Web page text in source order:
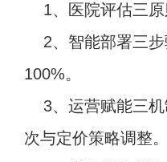
1、医院评估三
2、智能部署三
100%。
3、运营赋能三
次与定价策略调整。